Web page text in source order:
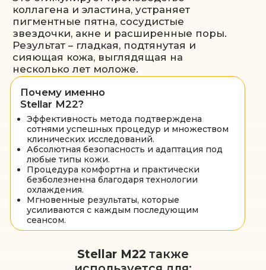
Результаты, которые
невозможно не заметить!
Обычное фотоомоложение (например,
на BBL) работает только на
поверхности кожи, устраняя пигмент и
сосуды. Но этого недостаточно, если
вы хотите не просто скрыть следы
возраста, а реально омолодить кожу
изнутри.
Мощь света (IPL) устраняет
пигментные пятна, купероз,
сосудистые сеточки и
выравнивает тон кожи.
Photofabulous™ — это синергия IPL
+ фракционного лазера ResurFX:
Лазерное воздействие (ResurFX)
проникает глубже и стимулирует
выработку коллагена, разглаживает
морщины, сужает поры, делает кожу
плотной и упругой.